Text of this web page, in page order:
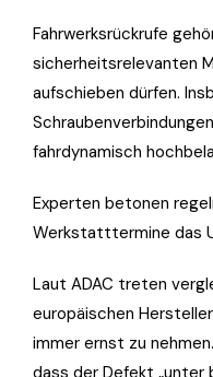
Fahrwerksrückrufe
sicherheitsrelevanten
aufschieben dürfen.
fahrdynamisch
Experten betonen
Werkstatttermine das
Laut ADAC treten
europäischen
immer ernst zu